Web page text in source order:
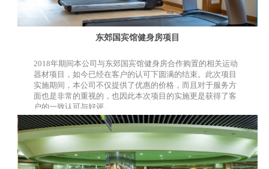
东郊国宾馆健身房项目
2018年期间本公司与东郊国宾馆健身房合作购置的相关运动
器材项目，如今已经在客户的认可下圆满的结束。此次项目
实施期间，本公司不仅提供了优惠的价格，而且对于服务方
面也是非常的重视的，也因此本次项目的实施更是获得了客
户的一致认可与好评。